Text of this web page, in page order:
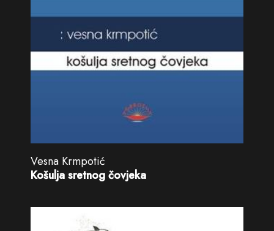
Vesna Krmpotić
Košulja sretnog čovjeka